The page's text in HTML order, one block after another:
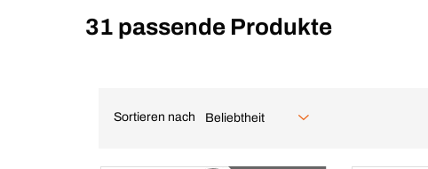
31 passende Produkte
Sortieren nach Beliebtheit